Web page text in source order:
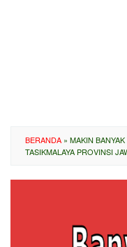
BERANDA » MAKIN
TASIKMALAYA PROVINSI